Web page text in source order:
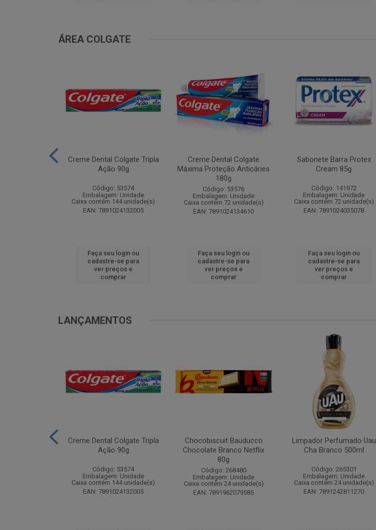
ÁREA COLGATE
Creme Dental Colgate Tripla
Ação 90g
Código: 53574
Embalagem: Unidade
Caixa contém 144 unidade(s)
EAN: 7891024132005
Faça seu login ou
cadastre-se para
ver preços e
comprar
Creme Dental Colgate
Máxima Proteção Anticáries
180g
Código: 53576
Embalagem: Unidade
Caixa contém 72 unidade(s)
EAN: 7891024134610
Faça seu login ou
cadastre-se para
ver preços e
comprar
Sabonete Barra Protex
Cream 85g
Código: 141972
Embalagem: Unidade
Caixa contém 72 unidade(s)
EAN: 7891024035078
Faça seu login ou
cadastre-se para
ver preços e
comprar
LANÇAMENTOS
Creme Dental Colgate Tripla
Ação 90g
Código: 53574
Embalagem: Unidade
Caixa contém 144 unidade(s)
EAN: 7891024132005
Chocobiscuit Bauducco
Chocolate Branco Netflix
80g
Código: 268480
Embalagem: Unidade
Caixa contém 24 unidade(s)
EAN: 7891962079585
Limpador Perfumado Uau
Cha Branco 500ml
Código: 265301
Embalagem: Unidade
Caixa contém 24 unidade(s)
EAN: 7891242811270